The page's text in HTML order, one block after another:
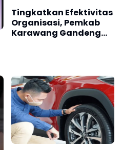
Tingkatkan Efektivitas
Organisasi, Pemkab
Karawang Gandeng